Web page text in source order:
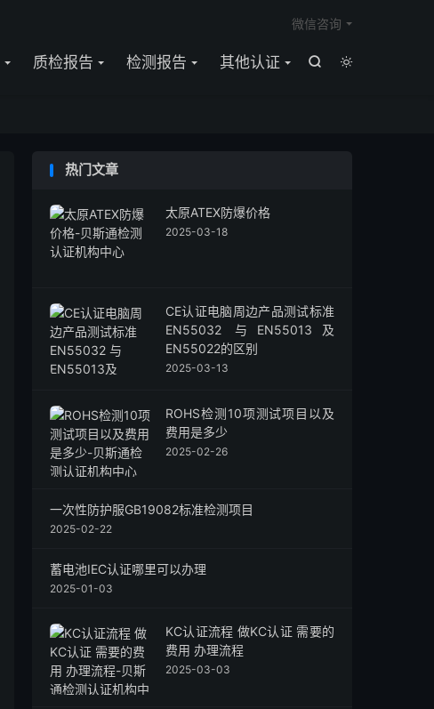


质检报告 检测报告 其他认证
微信咨询
热门文章
太原ATEX防爆价格
2025-03-18
CE认证电脑周边产品测试标准
EN55032 与EN55013及
EN55022的区别
2025-03-13
ROHS检测10项测试项目以及
费用是多少
2025-02-26
一次性防护服GB19082标准检测项目
2025-02-22
蓄电池IEC认证哪里可以办理
2025-01-03
KC认证流程 做KC认证 需要的
费用 办理流程
2025-03-03